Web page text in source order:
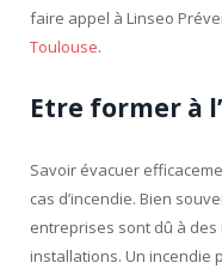
faire appel à Linseo
Toulouse.
Etre former à
Savoir évacuer
cas d’incendie. Bien
entreprises sont dû à
installations. Un incendie